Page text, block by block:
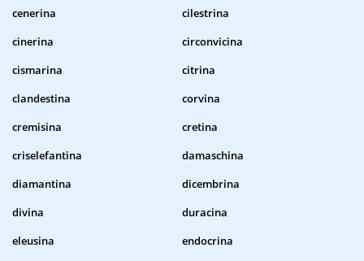
cenerina
cilestrina
cinerina
circonvicina
cismarina
citrina
clandestina
corvina
cremisina
cretina
criselefantina
damaschina
diamantina
dicembrina
divina
duracina
eleusina
endocrina